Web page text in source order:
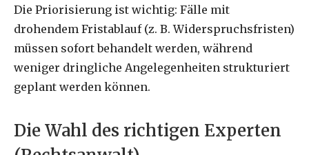
Die Priorisierung ist wichtig: Fälle mit
drohendem Fristablauf (z. B. Widerspruchsfristen)
müssen sofort behandelt werden, während
weniger dringliche Angelegenheiten strukturiert
geplant werden können.
Die Wahl des richtigen Experten